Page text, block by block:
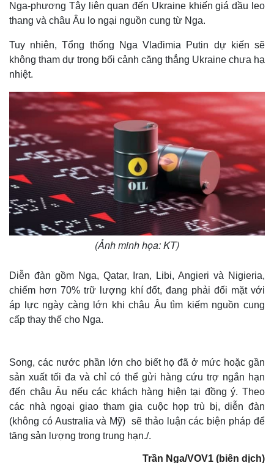
Nga-phương Tây liên quan đến Ukraine khiến giá dầu leo
thang và châu Âu lo ngại nguồn cung từ Nga.
Tuy nhiên, Tổng thống Nga Vlađimia Putin dự kiến ​​sẽ
không tham dự trong bối cảnh căng thẳng Ukraine chưa hạ
nhiệt.
(Ảnh minh họa: KT)
Diễn đàn gồm Nga, Qatar, Iran, Libi, Angieri và Nigieria,
chiếm hơn 70% trữ lượng khí đốt, đang phải đối mặt với
áp lực ngày càng lớn khi châu Âu tìm kiếm nguồn cung
cấp thay thế cho Nga.
Song, các nước phần lớn cho biết họ đã ở mức hoặc gần
sản xuất tối đa và chỉ có thể gửi hàng cứu trợ ngắn hạn
đến châu Âu nếu các khách hàng hiện tại đồng ý. Theo
các nhà ngoại giao tham gia cuộc họp trù bị, diễn đàn
(không có Australia và Mỹ) sẽ thảo luận các biện pháp để
tăng sản lượng trong trung hạn./.
Trần Nga/VOV1 (biên dịch)